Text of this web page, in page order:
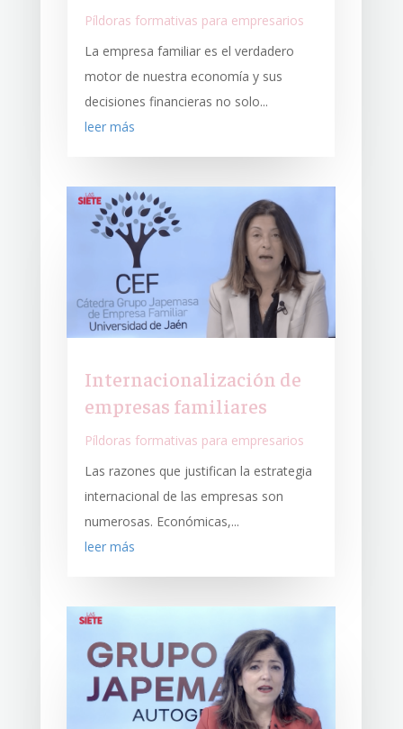
Píldoras formativas para empresarios
La empresa familiar es el verdadero
motor de nuestra economía y sus
decisiones financieras no solo...
leer más
Internacionalización de
empresas familiares
Píldoras formativas para empresarios
Las razones que justifican la estrategia
internacional de las empresas son
numerosas. Económicas,...
leer más